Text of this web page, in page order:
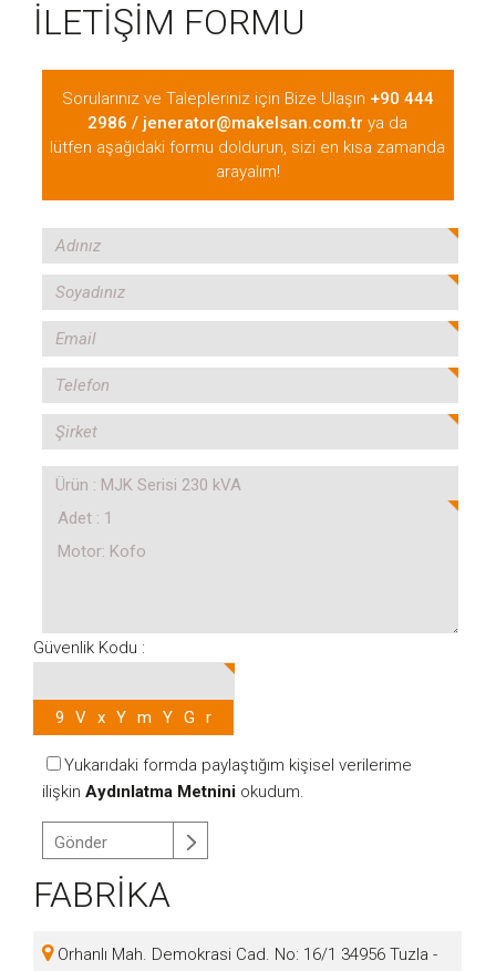
İLETİŞİM FORMU
Sorularınız ve Talepleriniz için Bize Ulaşın +90 444
2986 / jenerator@makelsan.com.trya da
lütfen aşağıdaki formu doldurun, sizi en kısa zamanda
arayalım!
Güvenlik Kodu :
Yukarıdaki formda paylaştığım kişisel verilerime
ilişkinAydınlatma Metnini okudum.
FABRİKA
Orhanlı Mah. Demokrasi Cad. No: 16/1 34956 Tuzla -